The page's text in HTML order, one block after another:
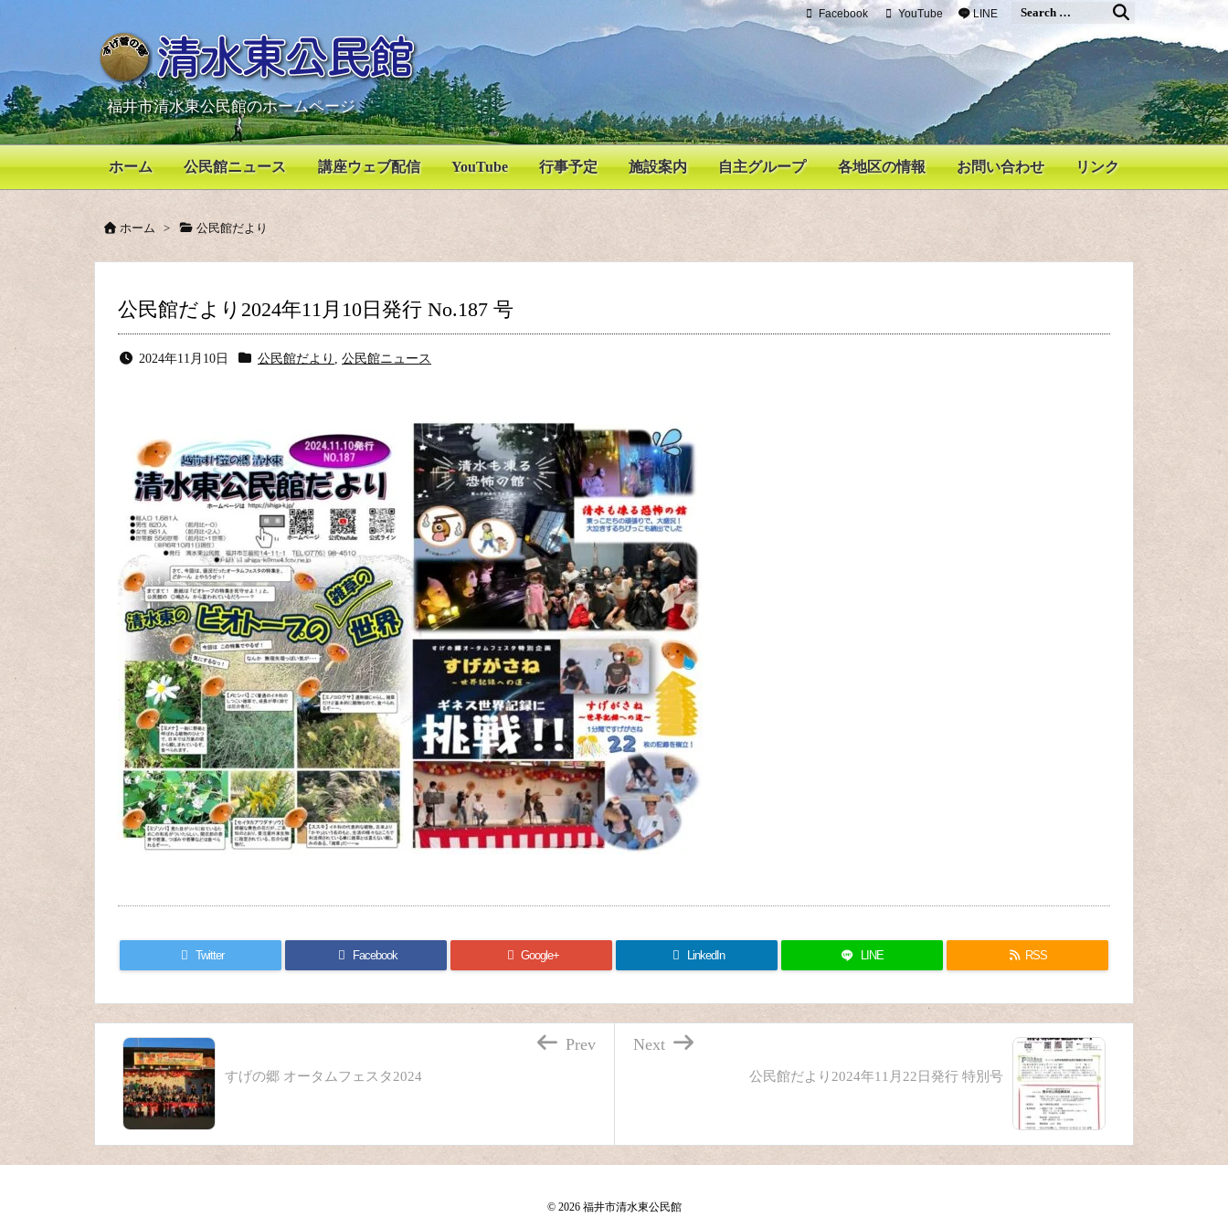
福井市清水東公民館のホームページ
ホーム 公民館ニュース 講座ウェブ配信 YouTube 行事予定 施設案内 自主グループ 各地区の情報 お問い合わせ リンク
Facebook YouTube LINE
ホーム > 公民館だより
公民館だより2024年11月10日発行 No.187 号
2024年11月10日 公民館だより , 公民館ニュース
Twitter Facebook Google+ LinkedIn LINE RSS
公民館だより2024年11月22日発行 特別号
Next
すげの郷 オータムフェスタ2024
Prev
© 2026 福井市清水東公民館